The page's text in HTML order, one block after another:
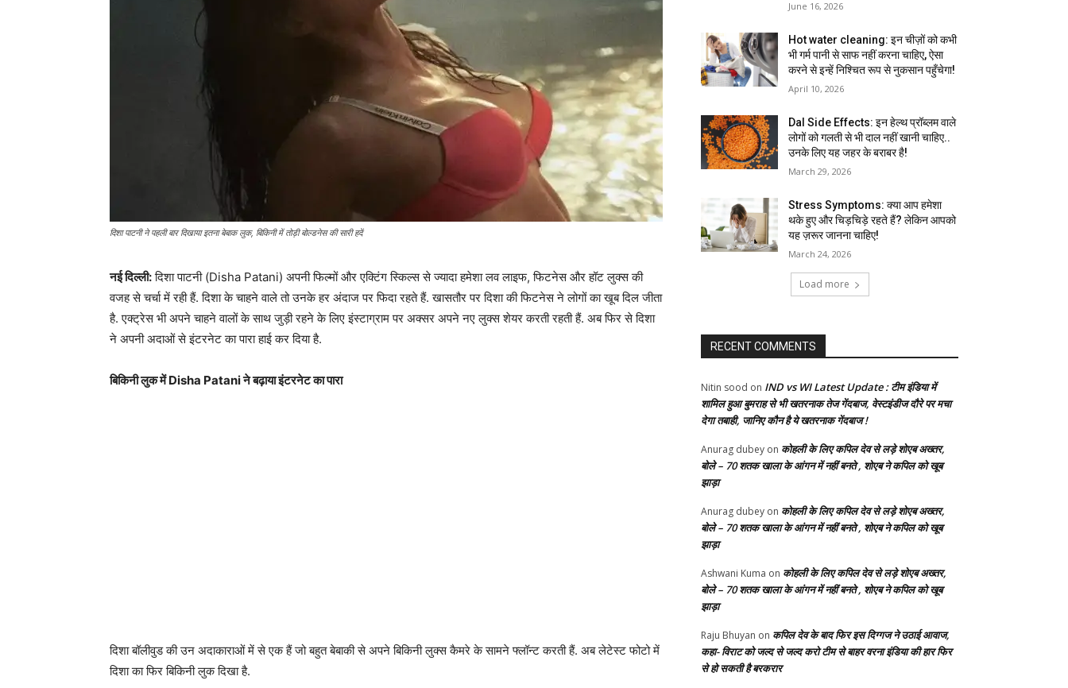
दिशा पाटनी ने पहली बार दिखाया इतना बेबाक लुक, बिकिनी में तोड़ी बोल्डनेस की सारी हदें
नई दिल्ली:दिशा पाटनी (Disha Patani) अपनी फिल्मों और एक्टिंग स्किल्स से ज्यादा हमेशा लव लाइफ, फिटनेस और हॉट लुक्स की
वजह से चर्चा में रही हैं. दिशा के चाहने वाले तो उनके हर अंदाज पर फिदा रहते हैं. खासतौर पर दिशा की फिटनेस ने लोगों का खूब दिल जीता
है. एक्ट्रेस भी अपने चाहने वालों के साथ जुड़ी रहने के लिए इंस्टाग्राम पर अक्सर अपने नए लुक्स शेयर करती रहती हैं. अब फिर से दिशा
ने अपनी अदाओं से इंटरनेट का पारा हाई कर दिया है.
बिकिनी लुक में Disha Patani ने बढ़ाया इंटरनेट का पारा
दिशा बॉलीवुड की उन अदाकाराओं में से एक हैं जो बहुत बेबाकी से अपने बिकिनी लुक्स कैमरे के सामने फ्लॉन्ट करती हैं. अब लेटेस्ट फोटो में
दिशा का फिर बिकिनी लुक दिखा है.
June 16, 2026
Hot water cleaning: इन चीज़ों को कभी
भी गर्म पानी से साफ नहीं करना चाहिए, ऐसा
करने से इन्हें निश्चित रूप से नुकसान पहुँचेगा!
April 10, 2026
Dal Side Effects: इन हेल्थ प्रॉब्लम वाले
लोगों को गलती से भी दाल नहीं खानी चाहिए..
उनके लिए यह जहर के बराबर है!
March 29, 2026
Stress Symptoms: क्या आप हमेशा
थके हुए और चिड़चिड़े रहते हैं? लेकिन आपको
यह ज़रूर जानना चाहिए!
March 24, 2026
Load more
RECENT COMMENTS
Nitin sood on IND vs WI Latest Update : टीम इंडिया में
शामिल हुआ बुमराह से भी खतरनाक तेज गेंदबाज, वेस्टइंडीज दौरे पर मचा
देगा तबाही, जानिए कौन है ये खतरनाक गेंदबाज !
Anurag dubey on कोहली के लिए कपिल देव से लड़े शोएब अख्तर,
बोले – 70 शतक खाला के आंगन में नहीं बनते , शोएब ने कपिल को खूब
झाड़ा
Anurag dubey on कोहली के लिए कपिल देव से लड़े शोएब अख्तर,
बोले – 70 शतक खाला के आंगन में नहीं बनते , शोएब ने कपिल को खूब
झाड़ा
Ashwani Kuma on कोहली के लिए कपिल देव से लड़े शोएब अख्तर,
बोले – 70 शतक खाला के आंगन में नहीं बनते , शोएब ने कपिल को खूब
झाड़ा
Raju Bhuyan on कपिल देव के बाद फिर इस दिग्गज ने उठाई आवाज,
कहा- विराट को जल्द से जल्द करो टीम से बाहर वरना इंडिया की हार फिर
से हो सकती है बरकरार